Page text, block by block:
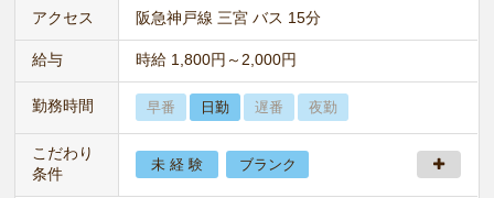
アクセス 阪急神戸線 三宮 バス 15分
給与 時給 1,800円～2,000円
勤務時間 早番 日勤 遅番 夜勤
こだわり
条件
未 経 験 ブランク